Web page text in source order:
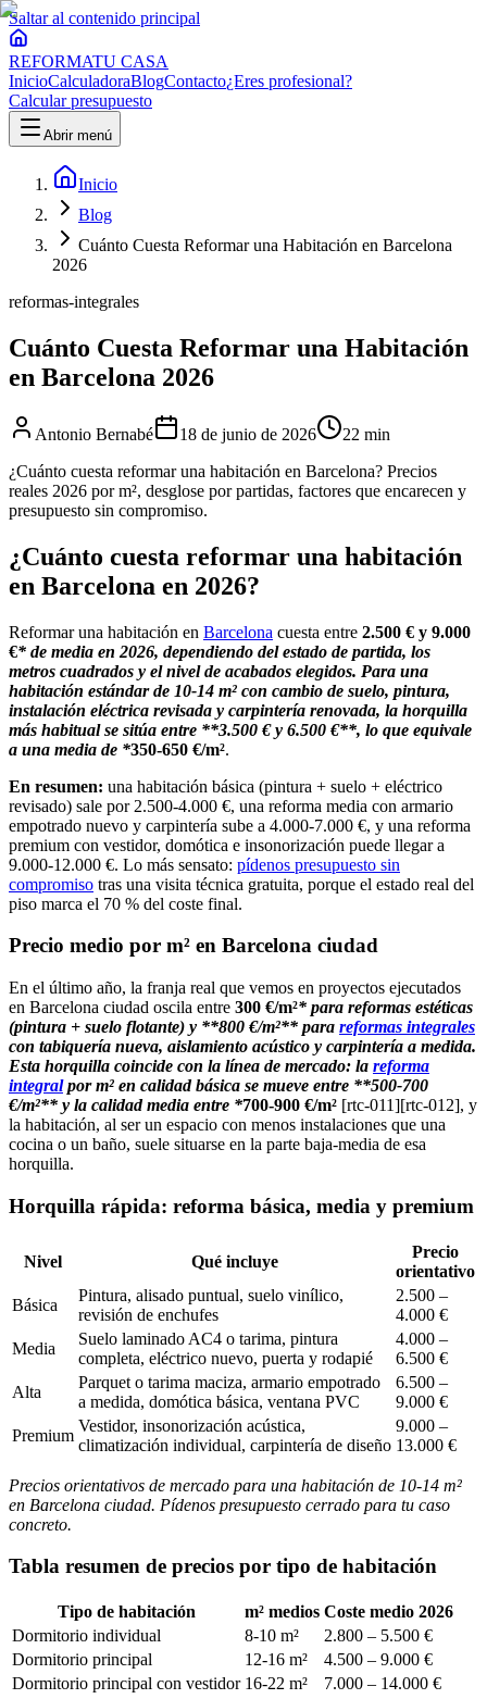
Saltar al contenido principal
REFORMATU CASA
InicioCalculadoraBlogContacto¿Eres profesional?
Calcular presupuesto
Abrir menú
Inicio
Blog
Cuánto Cuesta Reformar una Habitación en Barcelona
2026
reformas-integrales
Cuánto Cuesta Reformar una Habitación
en Barcelona 2026
Antonio Bernabé 18 de junio de 2026
22 min
¿Cuánto cuesta reformar una habitación en Barcelona? Precios
reales 2026 por m², desglose por partidas, factores que encarecen y
presupuesto sin compromiso.
¿Cuánto cuesta reformar una habitación
en Barcelona en 2026?
Reformar una habitación en Barcelona cuesta entre 2.500 € y 9.000
€* de media en 2026, dependiendo del estado de partida, los
metros cuadrados y el nivel de acabados elegidos. Para una
habitación estándar de 10-14 m² con cambio de suelo, pintura,
instalación eléctrica revisada y carpintería renovada, la horquilla
más habitual se sitúa entre **3.500 € y 6.500 €**, lo que equivale
a una media de *350-650 €/m².
En resumen: una habitación básica (pintura + suelo + eléctrico
revisado) sale por 2.500-4.000 €, una reforma media con armario
empotrado nuevo y carpintería sube a 4.000-7.000 €, y una reforma
premium con vestidor, domótica e insonorización puede llegar a
9.000-12.000 €. Lo más sensato: pídenos presupuesto sin
compromiso tras una visita técnica gratuita, porque el estado real del
piso marca el 70 % del coste final.
Precio medio por m² en Barcelona ciudad
En el último año, la franja real que vemos en proyectos ejecutados
en Barcelona ciudad oscila entre 300 €/m²* para reformas estéticas
(pintura + suelo flotante) y **800 €/m²** para reformas integrales
con tabiquería nueva, aislamiento acústico y carpintería a medida.
Esta horquilla coincide con la línea de mercado: la reforma
integralpor m² en calidad básica se mueve entre **500-700
€/m²** y la calidad media entre *700-900 €/m² [rtc-011][rtc-012], y
la habitación, al ser un espacio con menos instalaciones que una
cocina o un baño, suele situarse en la parte baja-media de esa
horquilla.
Horquilla rápida: reforma básica, media y premium
Nivel Qué incluye
Precio
orientativo
Básica
Pintura, alisado puntual, suelo vinílico,
revisión de enchufes
2.500 –
4.000 €
Media
Suelo laminado AC4 o tarima, pintura
completa, eléctrico nuevo, puerta y rodapié
4.000 –
6.500 €
Alta
Parquet o tarima maciza, armario empotrado
a medida, domótica básica, ventana PVC
6.500 –
9.000 €
Premium
Vestidor, insonorización acústica,
climatización individual, carpintería de diseño
9.000 –
13.000 €
Precios orientativos de mercado para una habitación de 10-14 m²
en Barcelona ciudad. Pídenos presupuesto cerrado para tu caso
concreto.
Tabla resumen de precios por tipo de habitación
Tipo de habitación m² medios Coste medio 2026
Dormitorio individual
8-10 m²
2.800 – 5.500 €
Dormitorio principal
12-16 m²
4.500 – 9.000 €
Dormitorio principal con vestidor 16-22 m²
7.000 – 14.000 €